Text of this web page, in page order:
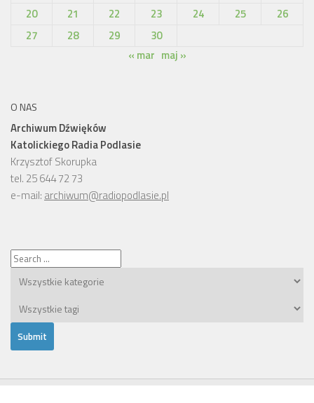
20
21 22 23 24 25
26
27
28 29
30
« mar maj »
O NAS
Archiwum Dźwięków
Katolickiego Radia Podlasie
Krzysztof Skorupka
tel. 25 644 72 73
e-mail: archiwum@radiopodlasie.pl